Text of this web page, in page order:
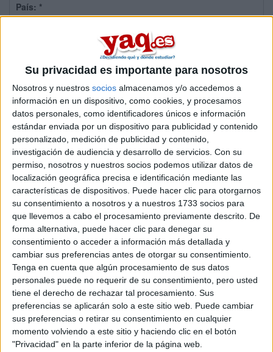
Su privacidad es importante para nosotros
Nosotros y nuestros socios almacenamos y/o accedemos a
información en un dispositivo, como cookies, y procesamos
datos personales, como identificadores únicos e información
estándar enviada por un dispositivo para publicidad y contenido
personalizado, medición de publicidad y contenido,
investigación de audiencia y desarrollo de servicios. Con su
permiso, nosotros y nuestros socios podemos utilizar datos de
localización geográfica precisa e identificación mediante las
características de dispositivos. Puede hacer clic para otorgarnos
su consentimiento a nosotros y a nuestros 1733 socios para
que llevemos a cabo el procesamiento previamente descrito. De
forma alternativa, puede hacer clic para denegar su
consentimiento o acceder a información más detallada y
cambiar sus preferencias antes de otorgar su consentimiento.
Tenga en cuenta que algún procesamiento de sus datos
personales puede no requerir de su consentimiento, pero usted
tiene el derecho de rechazar tal procesamiento. Sus
preferencias se aplicarán solo a este sitio web. Puede cambiar
sus preferencias o retirar su consentimiento en cualquier
momento volviendo a este sitio y haciendo clic en el botón
"Privacidad" en la parte inferior de la página web.
País: *
Sobre ti
Soy:*
Chico
Chica
¿En qué año terminas (o terminaste) bachillerato o FP?
Soy estudiante de:*
Términos y Condiciones de Uso
Aceptolos Términos y Condicionesde uso*